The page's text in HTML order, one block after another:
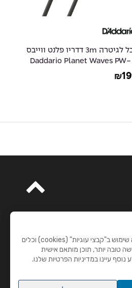
כבל לגיטרה 3m דדריו פלנט ווייבס
- Daddario Planet Waves PW-
AMSGRR-
₪
לידיעתכם, באתר זה נעשה שימוש ב"קבצי עוגיות" (cookies) וכלים
טובה יותר, תוכן מותאם אישית
נוסף עיינו במדיניות הפרטיות שלנו.